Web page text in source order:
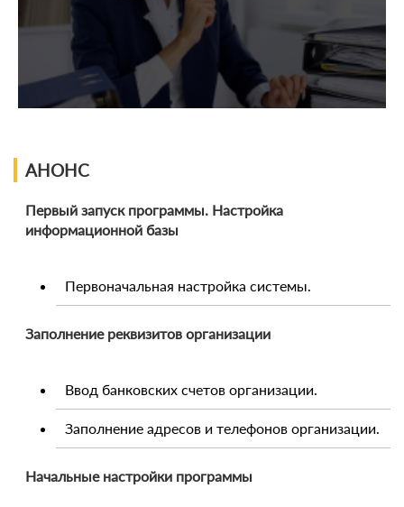
АНОНС
Первый запуск программы. Настройка
информационной базы
Первоначальная настройка системы.
Заполнение реквизитов организации
Ввод банковских счетов организации.
Заполнение адресов и телефонов организации.
Начальные настройки программы